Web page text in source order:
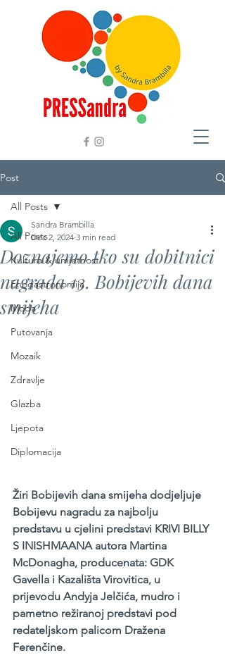
Post
All Posts
Kultura & umjetnost
Enogastronomija
Moda
Putovanja
Mozaik
Zdravlje
Glazba
Ljepota
Diplomacija
All Posts
Doznajemo tko su dobitnici
nagrada 13. Bobijevih dana
smijeha
Sandra Brambilla
Dec 2, 2024 3 min read
Žiri Bobijevih dana smijeha dodjeljuje
Bobijevu nagradu za najbolju
predstavu u cjelini predstavi KRIVI BILLY
S INISHMAANA autora Martina
McDonagha, producenata: GDK
Gavella i Kazališta Virovitica, u
prijevodu Andyja Jelčića, mudro i
pametno režiranoj predstavi pod
redateljskom palicom Dražena
Ferenčine.